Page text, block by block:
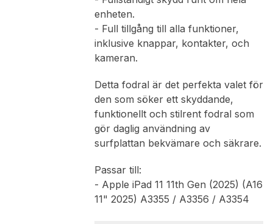
enheten.
- Full tillgång till alla funktioner,
inklusive knappar, kontakter, och
kameran.
Detta fodral är det perfekta valet för
den som söker ett skyddande,
funktionellt och stilrent fodral som
gör daglig användning av
surfplattan bekvämare och säkrare.
Passar till:
- Apple iPad 11 11th Gen (2025) (A16
11" 2025) A3355 / A3356 / A3354